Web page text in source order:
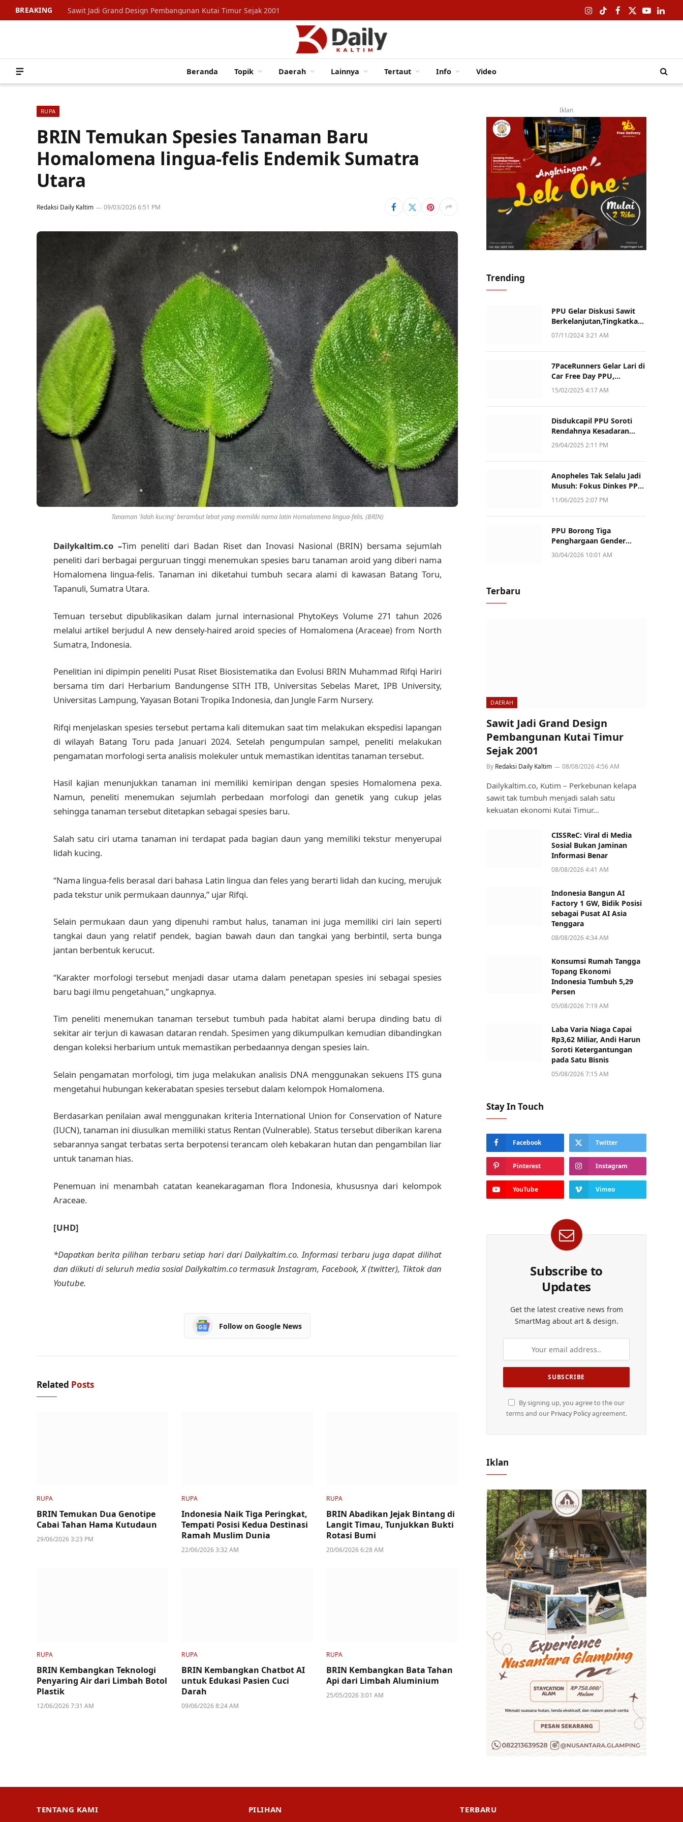
BREAKING Sawit Jadi Grand Design Pembangunan Kutai Timur Sejak 2001 Instagram
TikTokFacebook
X
YouTube
Beranda Topik Daerah Lainnya Tertaut Info Video
RUPA
BRIN Temukan Spesies Tanaman Baru
Homalomena lingua-felis Endemik Sumatra
Utara
Redaksi Daily Kaltim 09/03/2026 6:51 PM
Tanaman 'lidah kucing' berambut lebat yang memiliki nama latin Homalomena lingua-felis. (BRIN)
Dailykaltim.co –Tim peneliti dari Badan Riset dan Inovasi Nasional (BRIN) bersama sejumlah
peneliti dari berbagai perguruan tinggi menemukan spesies baru tanaman aroid yang diberi nama
Homalomena lingua-felis. Tanaman ini diketahui tumbuh secara alami di kawasan Batang Toru,
Tapanuli, Sumatra Utara.
Temuan tersebut dipublikasikan dalam jurnal internasional PhytoKeys Volume 271 tahun 2026
melalui artikel berjudul A new densely-haired aroid species of Homalomena (Araceae) from North
Sumatra, Indonesia.
Penelitian ini dipimpin peneliti Pusat Riset Biosistematika dan Evolusi BRIN Muhammad Rifqi Hariri
bersama tim dari Herbarium Bandungense SITH ITB, Universitas Sebelas Maret, IPB University,
Universitas Lampung, Yayasan Botani Tropika Indonesia, dan Jungle Farm Nursery.
Rifqi menjelaskan spesies tersebut pertama kali ditemukan saat tim melakukan ekspedisi lapangan
di wilayah Batang Toru pada Januari 2024. Setelah pengumpulan sampel, peneliti melakukan
pengamatan morfologi serta analisis molekuler untuk memastikan identitas tanaman tersebut.
Hasil kajian menunjukkan tanaman ini memiliki kemiripan dengan spesies Homalomena pexa.
Namun, peneliti menemukan sejumlah perbedaan morfologi dan genetik yang cukup jelas
sehingga tanaman tersebut ditetapkan sebagai spesies baru.
Salah satu ciri utama tanaman ini terdapat pada bagian daun yang memiliki tekstur menyerupai
lidah kucing.
“Nama lingua-felis berasal dari bahasa Latin lingua dan feles yang berarti lidah dan kucing, merujuk
pada tekstur unik permukaan daunnya,” ujar Rifqi.
Selain permukaan daun yang dipenuhi rambut halus, tanaman ini juga memiliki ciri lain seperti
tangkai daun yang relatif pendek, bagian bawah daun dan tangkai yang berbintil, serta bunga
jantan berbentuk kerucut.
“Karakter morfologi tersebut menjadi dasar utama dalam penetapan spesies ini sebagai spesies
baru bagi ilmu pengetahuan,” ungkapnya.
Tim peneliti menemukan tanaman tersebut tumbuh pada habitat alami berupa dinding batu di
sekitar air terjun di kawasan dataran rendah. Spesimen yang dikumpulkan kemudian dibandingkan
dengan koleksi herbarium untuk memastikan perbedaannya dengan spesies lain.
Selain pengamatan morfologi, tim juga melakukan analisis DNA menggunakan sekuens ITS guna
mengetahui hubungan kekerabatan spesies tersebut dalam kelompok Homalomena.
Berdasarkan penilaian awal menggunakan kriteria International Union for Conservation of Nature
(IUCN), tanaman ini diusulkan memiliki status Rentan (Vulnerable). Status tersebut diberikan karena
sebarannya sangat terbatas serta berpotensi terancam oleh kebakaran hutan dan pengambilan liar
untuk tanaman hias.
Penemuan ini menambah catatan keanekaragaman flora Indonesia, khususnya dari kelompok
Araceae.
[UHD]
*Dapatkan berita pilihan terbaru setiap hari dari Dailykaltim.co. Informasi terbaru juga dapat dilihat
dan diikuti di seluruh media sosial Dailykaltim.co termasuk Instagram, Facebook, X (twitter), Tiktok dan
Youtube.
Follow on Google News
Related Posts
RUPA
BRIN Temukan Dua Genotipe
Cabai Tahan Hama Kutudaun
29/06/2026 3:23 PM
RUPA
Indonesia Naik Tiga Peringkat,
Tempati Posisi Kedua Destinasi
Ramah Muslim Dunia
22/06/2026 3:32 AM
RUPA
BRIN Abadikan Jejak Bintang di
Langit Timau, Tunjukkan Bukti
Rotasi Bumi
20/06/2026 6:28 AM
RUPA
BRIN Kembangkan Teknologi
Penyaring Air dari Limbah Botol
Plastik
12/06/2026 7:31 AM
RUPA
BRIN Kembangkan Chatbot AI
untuk Edukasi Pasien Cuci
Darah
09/06/2026 8:24 AM
RUPA
BRIN Kembangkan Bata Tahan
Api dari Limbah Aluminium
25/05/2026 3:01 AM
Iklan
Trending
PPU Gelar Diskusi Sawit
Berkelanjutan,Tingkatkan
Daya Saing dan Kualitas
07/11/2024 3:21 AM
7PaceRunners Gelar Lari di
Car Free Day PPU,
Kampanye Gaya Hidup
15/02/2025 4:17 AM
Disdukcapil PPU Soroti
Rendahnya Kesadaran
Warga Soal Pelaporan
29/04/2025 2:11 PM
Anopheles Tak Selalu Jadi
Musuh: Fokus Dinkes PPU
Kini ke Penularan Aktif di
11/06/2025 2:07 PM
PPU Borong Tiga
Penghargaan Gender
Champion Kaltim 2026,
30/04/2026 10:01 AM
Terbaru
DAERAH
Sawit Jadi Grand Design
Pembangunan Kutai Timur
Sejak 2001
By Redaksi Daily Kaltim 08/08/2026 4:56 AM
Dailykaltim.co, Kutim – Perkebunan kelapa
sawit tak tumbuh menjadi salah satu
kekuatan ekonomi Kutai Timur…
CISSReC: Viral di Media
Sosial Bukan Jaminan
Informasi Benar
08/08/2026 4:41 AM
Indonesia Bangun AI
Factory 1 GW, Bidik Posisi
sebagai Pusat AI Asia
Tenggara
08/08/2026 4:34 AM
Konsumsi Rumah Tangga
Topang Ekonomi
Indonesia Tumbuh 5,29
Persen
05/08/2026 7:19 AM
Laba Varia Niaga Capai
Rp3,62 Miliar, Andi Harun
Soroti Ketergantungan
pada Satu Bisnis
05/08/2026 7:15 AM
Stay In Touch
Facebook Twitter
Pinterest Instagram
YouTube Vimeo
Subscribe to
Updates
Get the latest creative news from
SmartMag about art & design.
By signing up, you agree to the our
terms and our Privacy Policyagreement.
Iklan
TENTANG KAMI PILIHAN TERBARU